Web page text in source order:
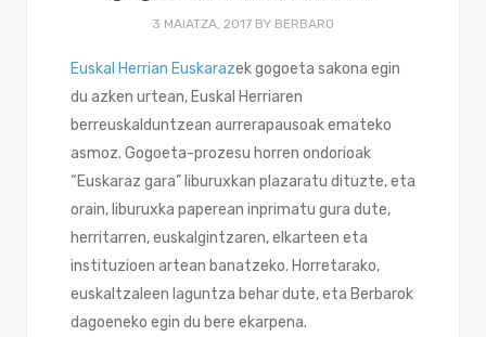
3 MAIATZA, 2017 BY BERBARO
Euskal Herrian Euskarazekgogoeta sakona egin
du azken urtean, Euskal Herriaren
berreuskalduntzean aurrerapausoak emateko
asmoz. Gogoeta-prozesu horren ondorioak
“Euskaraz gara” liburuxkan plazaratu dituzte, eta
orain, liburuxka paperean inprimatu gura dute,
herritarren, euskalgintzaren, elkarteen eta
instituzioen artean banatzeko. Horretarako,
euskaltzaleen laguntza behar dute, eta Berbarok
dagoeneko egin du bere ekarpena.